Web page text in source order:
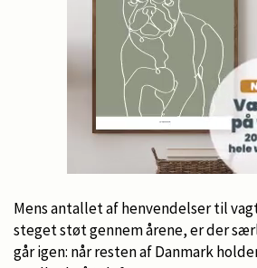
Mens antallet af henvendelser til
steget støt gennem årene, er der
går igen: når resten af Danmark